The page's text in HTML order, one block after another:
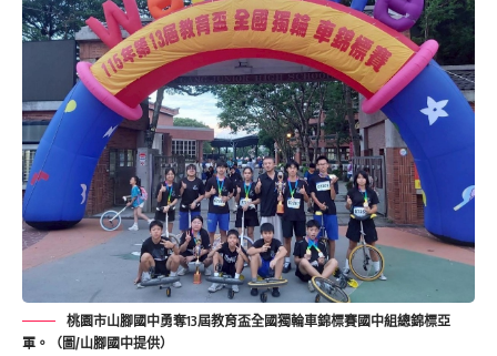
桃園市山腳國中勇奪13屆教育盃全國獨輪車錦標賽國中組總錦標亞
軍。（圖/山腳國中提供）